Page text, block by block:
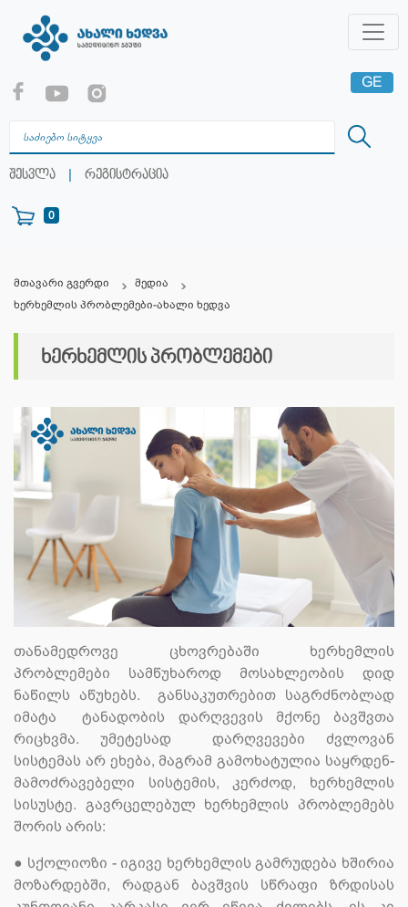
შესვლა | რეგისტრაცია
0
GE
RU
მთავარი გვერდი
მედია
ხერხემლის პრობლემები-ახალი ხედვა
ხერხემლის პრობლემები
თანამედროვე ცხოვრებაში ხერხემლის
პრობლემები სამწუხაროდ მოსახლეობის დიდ
ნაწილს აწუხებს. განსაკუთრებით საგრძნობლად
იმატა ტანადობის დარღვევის მქონე ბავშვთა
რიცხვმა. უმეტესად დარღვევები ძვლოვან
სისტემას არ ეხება, მაგრამ გამოხატულია საყრდენ-
მამოძრავებელი სისტემის, კერძოდ, ხერხემლის
სისუსტე. გავრცელებულ ხერხემლის პრობლემებს
შორის არის:
● სქოლიოზი - იგივე ხერხემლის გამრუდება ხშირია
მოზარდებში, რადგან ბავშვის სწრაფი ზრდისას